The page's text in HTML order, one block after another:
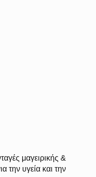
μαγειρικής &
την υγεία και την